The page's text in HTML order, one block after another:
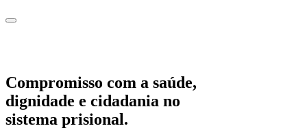
Compromisso com a saúde,
dignidade e cidadania no
sistema prisional.